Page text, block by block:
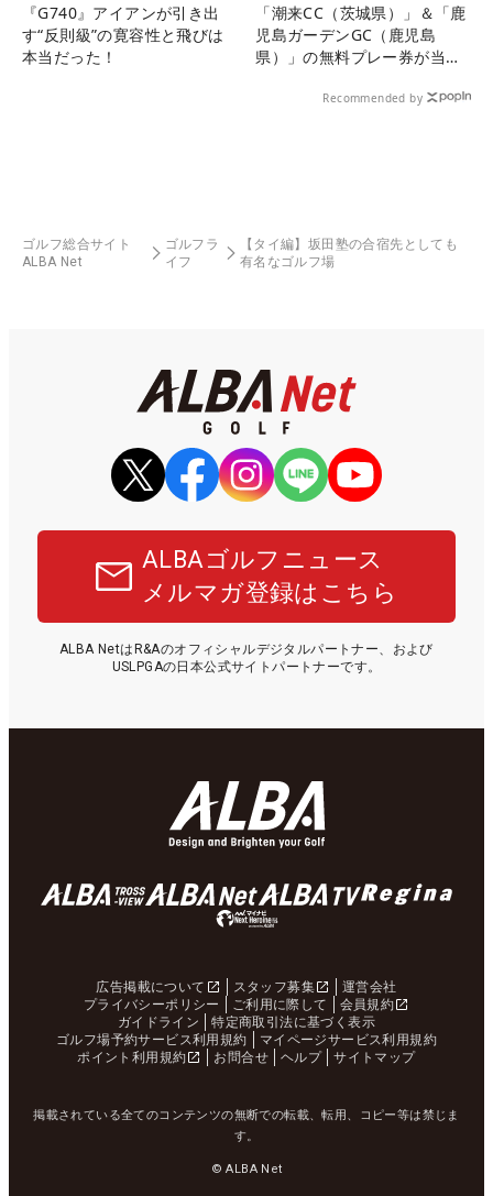
『G740』アイアンが引き出
す“反則級”の寛容性と飛びは
本当だった！
「潮来CC（茨城県）」＆「鹿
児島ガーデンGC（鹿児島
県）」の無料プレー券が当た
Recommended by
ゴルフ総合サイト
ALBA Net
ゴルフラ
イフ
【タイ編】坂田塾の合宿先としても
有名なゴルフ場
ALBAゴルフニュース
メルマガ登録はこちら
ALBA NetはR&Aのオフィシャルデジタルパートナー、および
USLPGAの日本公式サイトパートナーです。
広告掲載について スタッフ募集
運営会社
プライバシーポリシー
ご利用に際して
会員規約
ガイドライン
特定商取引法に基づく表示
ゴルフ場予約サービス利用規約
マイページサービス利用規約
ポイント利用規約
お問合せ ヘルプ サイトマップ
掲載されている全てのコンテンツの無断での転載、転用、コピー等は禁じま
す。
© ALBA Net